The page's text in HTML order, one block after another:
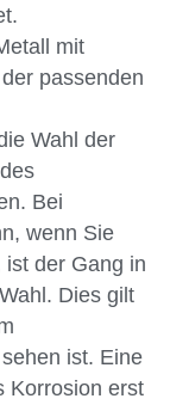
mit
passenden
Wahl der
Bei
wenn Sie
der Gang in
Dies gilt
ist. Eine
Korrosion erst